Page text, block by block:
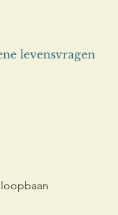
levensvragen
loopbaan